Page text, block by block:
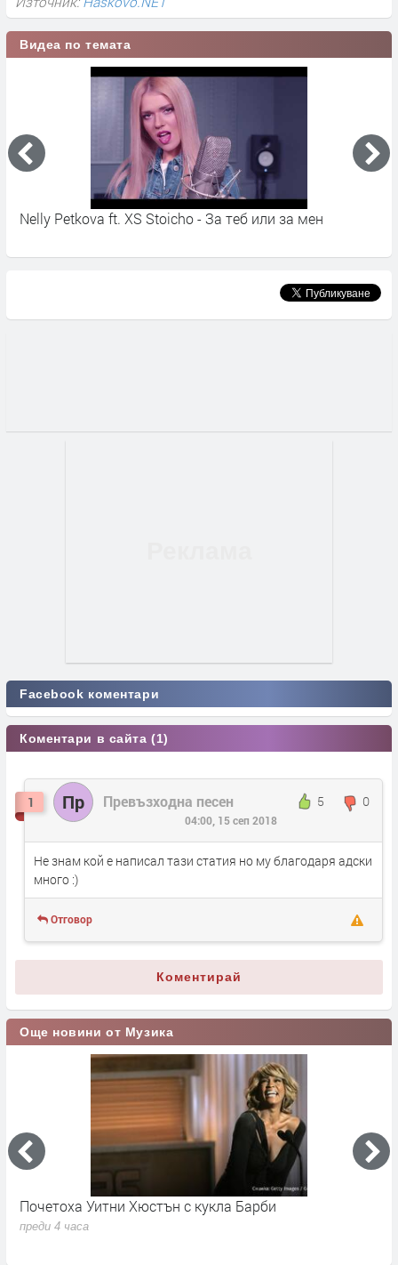
Видеа по темата
Nelly Petkova ft. XS Stoicho - За теб или за мен
Facebook коментари
Коментари в сайта (1)
1 Пр Превъзходна песен 5 0
04:00, 15 сеп 2018
Не знам кой е написал тази статия но му благодаря адски
много :)
Отговор
Коментирай
Още новини от Музика
Почетоха Уитни Хюстън с кукла Барби
преди 4 часа